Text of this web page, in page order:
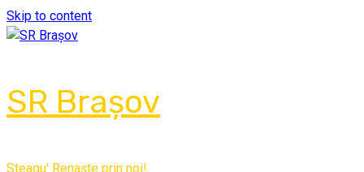
Skip to content
SR Brașov
Steagu' Renaște prin noi!